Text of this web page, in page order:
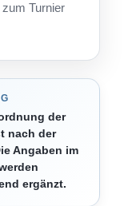
Turnier
der
nach der
Angaben im
ergänzt.